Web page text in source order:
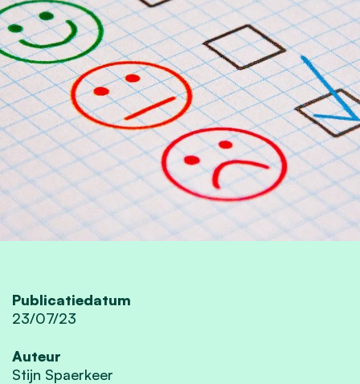
Publicatiedatum
23/07/23
Auteur
Stijn Spaerkeer